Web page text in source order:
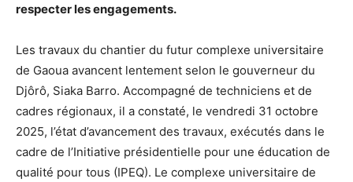
respecter les engagements.
Les travaux du chantier du futur complexe universitaire
de Gaoua avancent lentement selon le gouverneur du
Djôrô, Siaka Barro. Accompagné de techniciens et de
cadres régionaux, il a constaté, le vendredi 31 octobre
2025, l’état d’avancement des travaux, exécutés dans le
cadre de l’Initiative présidentielle pour une éducation de
qualité pour tous (IPEQ). Le complexe universitaire de